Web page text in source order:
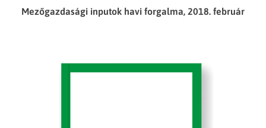
Mezőgazdasági inputok havi forgalma, 2018. február